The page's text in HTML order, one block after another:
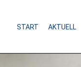
START AKTUELL